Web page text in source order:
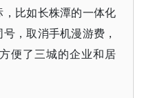
比如长株潭的一体化
，取消手机漫游费，
便了三城的企业和居